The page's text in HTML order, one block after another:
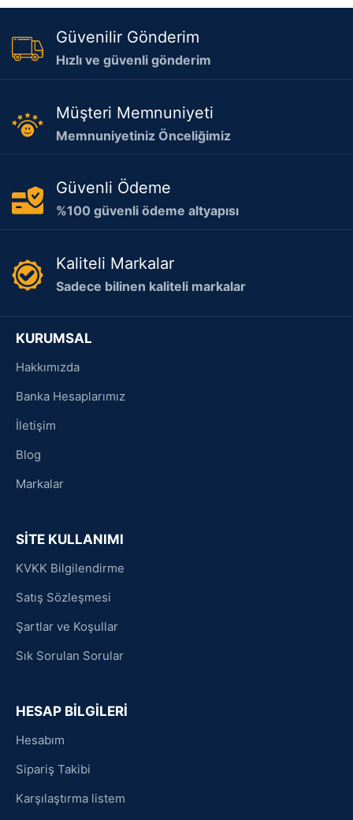
Güvenilir Gönderim
Hızlı ve güvenli gönderim
Müşteri Memnuniyeti
Memnuniyetiniz Önceliğimiz
Güvenli Ödeme
%100 güvenli ödeme altyapısı
Kaliteli Markalar
Sadece bilinen kaliteli markalar
KURUMSAL
Hakkımızda
Banka Hesaplarımız
İletişim
Blog
Markalar
SİTE KULLANIMI
KVKK Bilgilendirme
Satış Sözleşmesi
Şartlar ve Koşullar
Sık Sorulan Sorular
HESAP BİLGİLERİ
Hesabım
Sipariş Takibi
Karşılaştırma listem